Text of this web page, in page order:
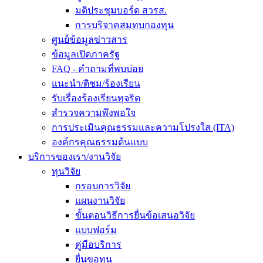
มติประชุมบอร์ด สวรส.
การบริจาคสมทบกองทุน
ศูนย์ข้อมูลข่าวสาร
ข้อมูลเปิดภาครัฐ
FAQ - คำถามที่พบบ่อย
แนะนำ/ติชม/ร้องเรียน
รับเรื่องร้องเรียนทุจริต
สำรวจความพึงพอใจ
การประเมินคุณธรรมและความโปรงใส (ITA)
องค์กรคุณธรรมต้นแบบ
บริการของเรา/งานวิจัย
ทุนวิจัย
กรอบการวิจัย
แผนงานวิจัย
ขั้นตอนวิธีการยื่นข้อเสนอวิจัย
แบบฟอร์ม
คู่มือบริการ
ยื่นขอทุน